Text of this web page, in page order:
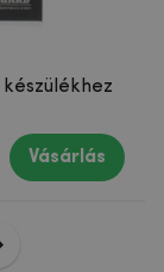
készülékhez
Vásárlás